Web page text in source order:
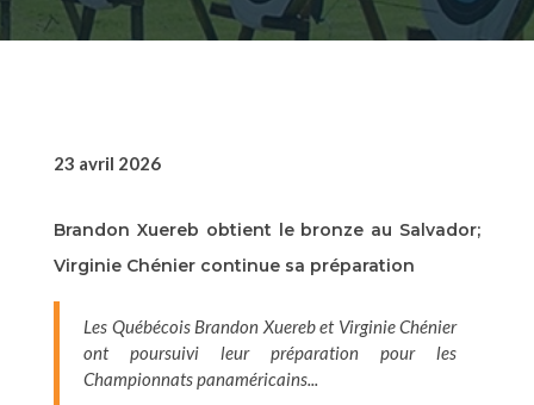
23 avril 2026
Brandon Xuereb obtient le bronze au Salvador;
Virginie Chénier continue sa préparation
Les Québécois Brandon Xuereb et Virginie Chénier
ont poursuivi leur préparation pour les
Championnats panaméricains...